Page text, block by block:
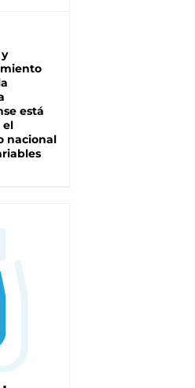
está
el
nacional